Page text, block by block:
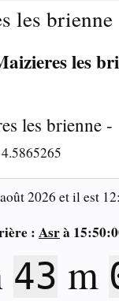
les
les
les brienne
4.5865265
2026 et il est
:Asrà
43 m